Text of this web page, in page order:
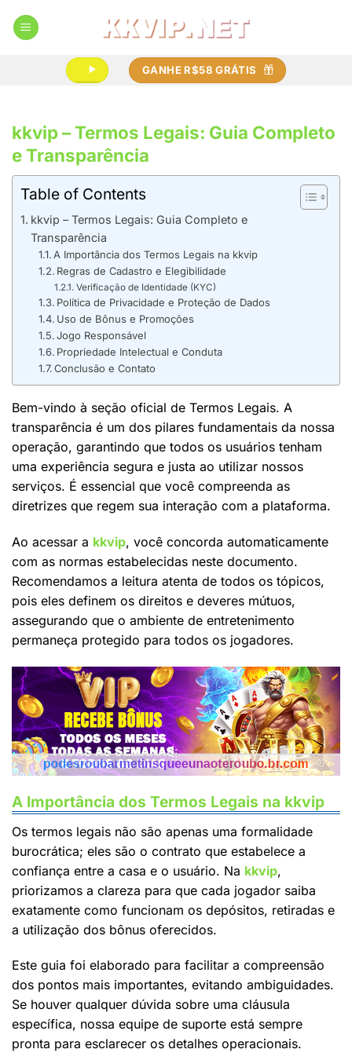
GANHE R$58 GRÁTIS
kkvip – Termos Legais: Guia Completo
e Transparência
Table of Contents
kkvip – Termos Legais: Guia Completo e
Transparência
A Importância dos Termos Legais na kkvip
Regras de Cadastro e Elegibilidade
Verificação de Identidade (KYC)
Política de Privacidade e Proteção de Dados
Uso de Bônus e Promoções
Jogo Responsável
Propriedade Intelectual e Conduta
Conclusão e Contato
Bem-vindo à seção oficial de Termos Legais. A
transparência é um dos pilares fundamentais da nossa
operação, garantindo que todos os usuários tenham
uma experiência segura e justa ao utilizar nossos
serviços. É essencial que você compreenda as
diretrizes que regem sua interação com a plataforma.
Ao acessar a kkvip, você concorda automaticamente
com as normas estabelecidas neste documento.
Recomendamos a leitura atenta de todos os tópicos,
pois eles definem os direitos e deveres mútuos,
assegurando que o ambiente de entretenimento
permaneça protegido para todos os jogadores.
A Importância dos Termos Legais na kkvip
Os termos legais não são apenas uma formalidade
burocrática; eles são o contrato que estabelece a
confiança entre a casa e o usuário. Na kkvip,
priorizamos a clareza para que cada jogador saiba
exatamente como funcionam os depósitos, retiradas e
a utilização dos bônus oferecidos.
Este guia foi elaborado para facilitar a compreensão
dos pontos mais importantes, evitando ambiguidades.
Se houver qualquer dúvida sobre uma cláusula
específica, nossa equipe de suporte está sempre
pronta para esclarecer os detalhes operacionais.